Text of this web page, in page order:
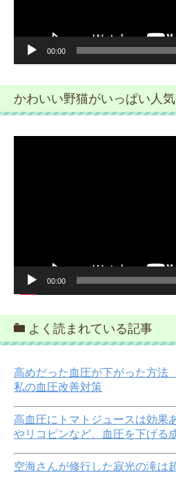
00:00
かわいい野猫がいっぱい人
00:00
よく読まれている記事
高めだった血圧が下がった方法
私の血圧改善対策
高血圧にトマトジュースは効果
やリコピンなど、血圧を下げる
空海さんが修行した寂光の滝は